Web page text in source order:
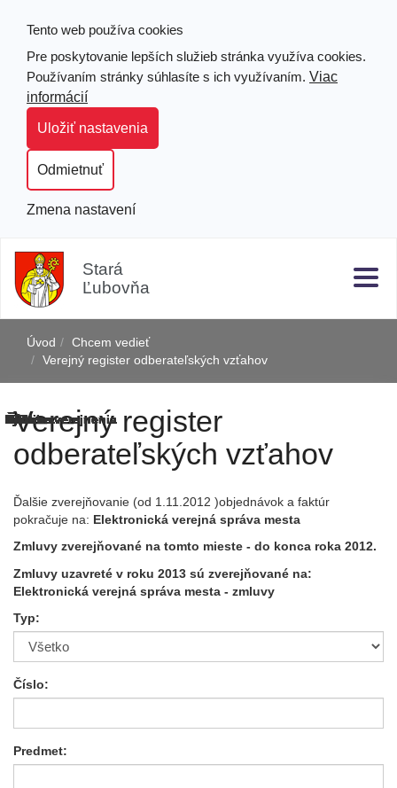
Tento web používa cookies
Pre poskytovanie lepších služieb stránka využíva cookies.
Používaním stránky súhlasíte s ich využívaním. Viac
informácií
Uložiť nastavenia
Odmietnuť
Zmena nastavení
obsahu
Stará
Ľubovňa
Úvod
Chcem vedieť
Verejný register odberateľských vzťahov
Verejný register
odberateľských vzťahov
Ďalšie zverejňovanie (od 1.11.2012 )objednávok a faktúr
pokračuje na: Elektronická verejná správa mesta
Zmluvy zverejňované na tomto mieste - do konca roka 2012.
Zmluvy uzavreté v roku 2013 sú zverejňované na:
Elektronická verejná správa mesta - zmluvy
Typ:
Číslo:
Predmet: